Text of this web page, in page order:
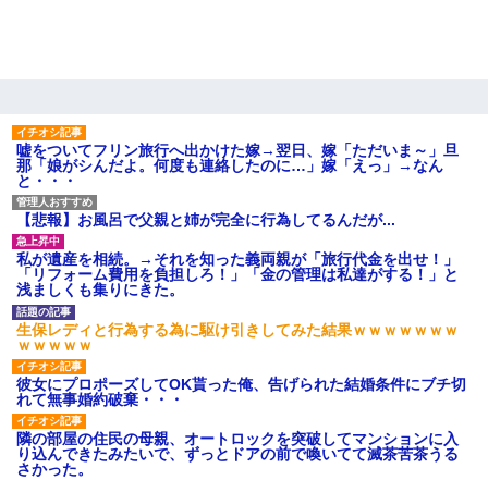
嘘をついてフリン旅行へ出かけた嫁→翌日、嫁「ただいま～」旦
那「娘がシんだよ。何度も連絡したのに…」嫁「えっ」→なん
と・・・
【悲報】お風呂で父親と姉が完全に行為してるんだが...
私が遺産を相続。→それを知った義両親が「旅行代金を出せ！」
「リフォーム費用を負担しろ！」「金の管理は私達がする！」と
浅ましくも集りにきた。
生保レディと行為する為に駆け引きしてみた結果ｗｗｗｗｗｗｗ
ｗｗｗｗｗ
彼女にプロポーズしてOK貰った俺、告げられた結婚条件にブチ切
れて無事婚約破棄・・・
隣の部屋の住民の母親、オートロックを突破してマンションに入
り込んできたみたいで、ずっとドアの前で喚いてて滅茶苦茶うる
さかった。